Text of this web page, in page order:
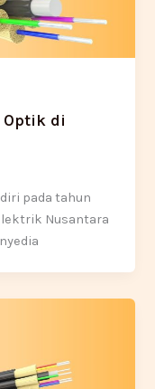
di
pada tahun
Nusantara